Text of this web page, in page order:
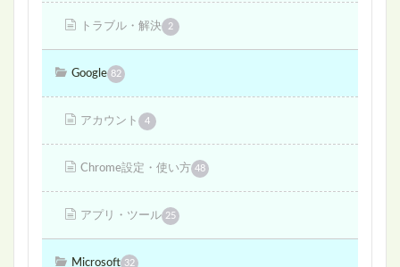
トラブル・解決 2
Google 82
アカウント 4
Chrome設定・使い方 48
アプリ・ツール 25
Microsoft 32